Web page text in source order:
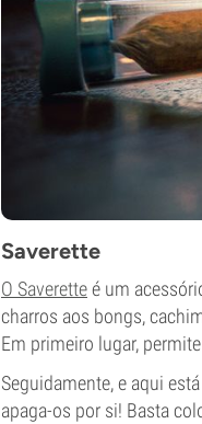
Saverette
O Saveretteé um
charros aos bongs,
Em primeiro lugar,
Seguidamente, e aqui
apaga-os por si! Basta